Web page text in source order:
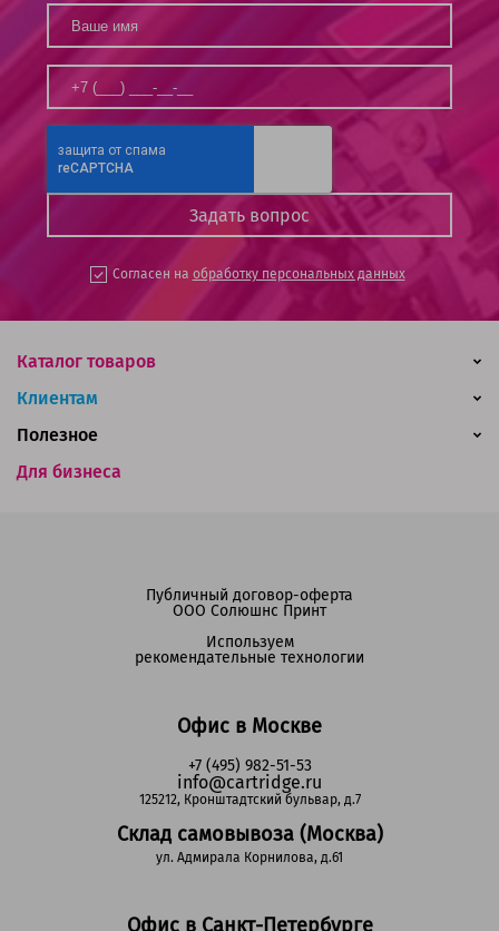
Согласен на обработку персональных данных
Каталог товаров
Клиентам
Для бизнеса
Полезное
Офис в Москве
+7 (495) 982-51-53
info@cartridge.ru
125212, Кронштадтский бульвар, д.7
Склад самовывоза (Москва)
ул. Адмирала Корнилова, д.61
Офис в Санкт-Петербурге
Публичный договор-оферта
ООО Солюшнс Принт
Используем
рекомендательные технологии